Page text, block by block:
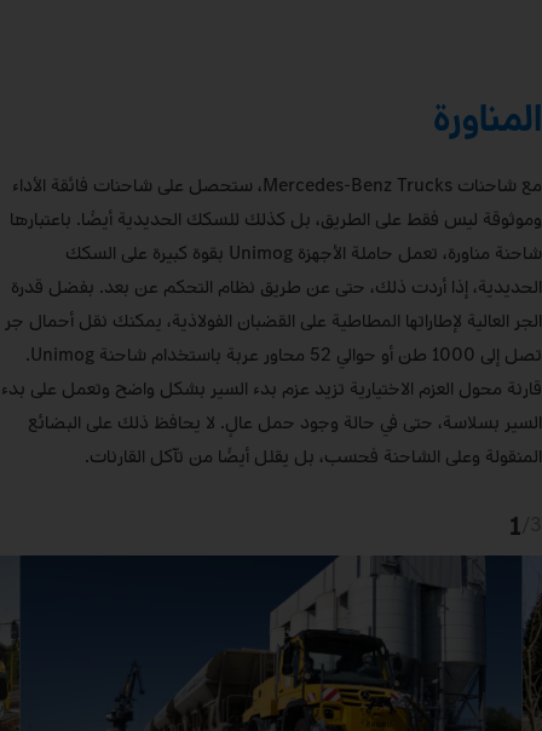
المناورة
مع شاحنات Mercedes‑Benz Trucks، ستحصل على شاحنات فائقة الأداء
وموثوقة ليس فقط على الطريق، بل كذلك للسكك الحديدية أيضًا. باعتبارها
شاحنة مناورة، تعمل حاملة الأجهزة Unimog بقوة كبيرة على السكك
الحديدية، إذا أردت ذلك، حتى عن طريق نظام التحكم عن بعد. بفضل قدرة
الجر العالية لإطاراتها المطاطية على القضبان الفولاذية، يمكنك نقل أحمال جر
تصل إلى 1000 طن أو حوالي 52 محاور عربة باستخدام شاحنة Unimog.
قارنة محول العزم الاختيارية تزيد عزم بدء السير بشكل واضح وتعمل على بدء
السير بسلاسة، حتى في حالة وجود حمل عالٍ. لا يحافظ ذلك على البضائع
المنقولة وعلى الشاحنة فحسب، بل يقلل أيضًا من تآكل القارنات.
1